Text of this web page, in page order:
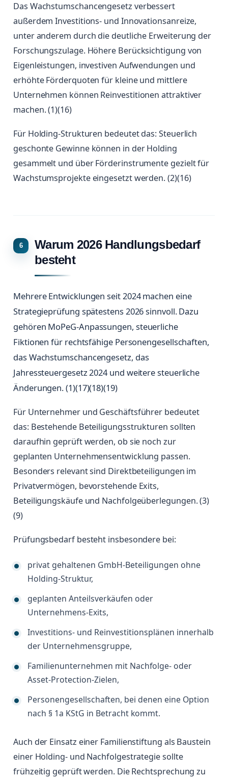
Das Wachstumschancengesetz verbessert
außerdem Investitions- und Innovationsanreize,
unter anderem durch die deutliche Erweiterung der
Forschungszulage. Höhere Berücksichtigung von
Eigenleistungen, investiven Aufwendungen und
erhöhte Förderquoten für kleine und mittlere
Unternehmen können Reinvestitionen attraktiver
machen. (1)(16)
Für Holding-Strukturen bedeutet das: Steuerlich
geschonte Gewinne können in der Holding
gesammelt und über Förderinstrumente gezielt für
Wachstumsprojekte eingesetzt werden. (2)(16)
Warum 2026 Handlungsbedarf
besteht
Mehrere Entwicklungen seit 2024 machen eine
Strategieprüfung spätestens 2026 sinnvoll. Dazu
gehören MoPeG-Anpassungen, steuerliche
Fiktionen für rechtsfähige Personengesellschaften,
das Wachstumschancengesetz, das
Jahressteuergesetz 2024 und weitere steuerliche
Änderungen. (1)(17)(18)(19)
Für Unternehmer und Geschäftsführer bedeutet
das: Bestehende Beteiligungsstrukturen sollten
daraufhin geprüft werden, ob sie noch zur
geplanten Unternehmensentwicklung passen.
Besonders relevant sind Direktbeteiligungen im
Privatvermögen, bevorstehende Exits,
Beteiligungskäufe und Nachfolgeüberlegungen. (3)
(9)
Prüfungsbedarf besteht insbesondere bei:
privat gehaltenen GmbH-Beteiligungen ohne
Holding-Struktur,
geplanten Anteilsverkäufen oder
Unternehmens-Exits,
Investitions- und Reinvestitionsplänen innerhalb
der Unternehmensgruppe,
Familienunternehmen mit Nachfolge- oder
Asset-Protection-Zielen,
Personengesellschaften, bei denen eine Option
nach § 1a KStG in Betracht kommt.
Auch der Einsatz einer Familienstiftung als Baustein
einer Holding- und Nachfolgestrategie sollte
frühzeitig geprüft werden. Die Rechtsprechung zu